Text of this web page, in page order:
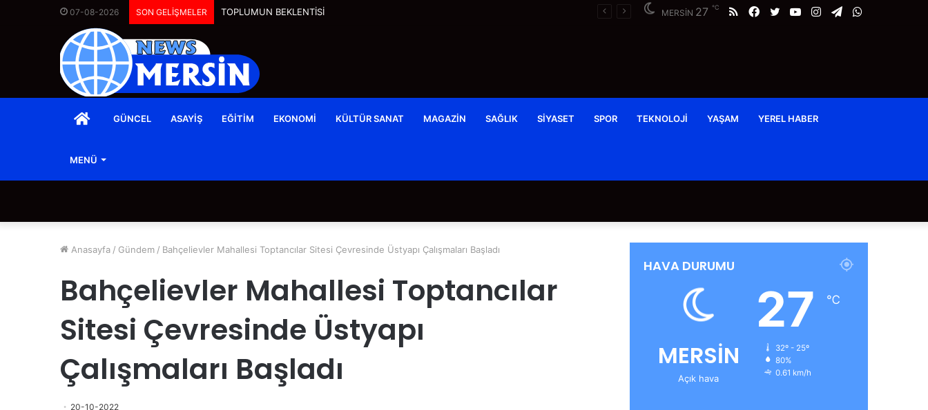
07-08-2026 SON GELİŞMELER TOPLUMUN BEKLENTİSİ Telegram
Instagram
YouTube
Twitter
Facebook
RSS
MERSİN 27 ℃
ANASAYFA
GÜNCEL ASAYIŞ EĞITIM EKONOMI KÜLTÜR SANAT MAGAZIN SAĞLIK SIYASET SPOR TEKNOLOJI YAŞAM YEREL HABER
MENÜ
Anasayfa / Gündem / Bahçelievler Mahallesi Toptancılar Sitesi Çevresinde Üstyapı Çalışmaları Başladı
Bahçelievler Mahallesi Toptancılar
Sitesi Çevresinde Üstyapı
Çalışmaları Başladı
20-10-2022
HAVA DURUMU
MERSİN
Açık hava
27 ℃
32º - 25º
80%
0.61 km/h